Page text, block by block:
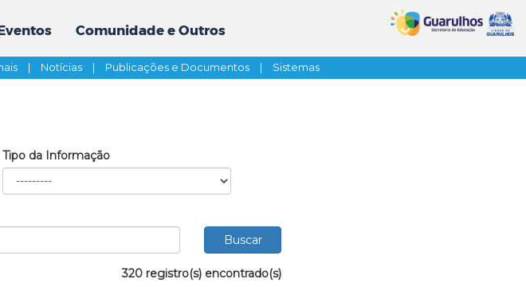
Comunidade e Outros
| Notícias | Publicações e Documentos | Sistemas
Tipo da Informação
320 registro(s) encontrado(s)